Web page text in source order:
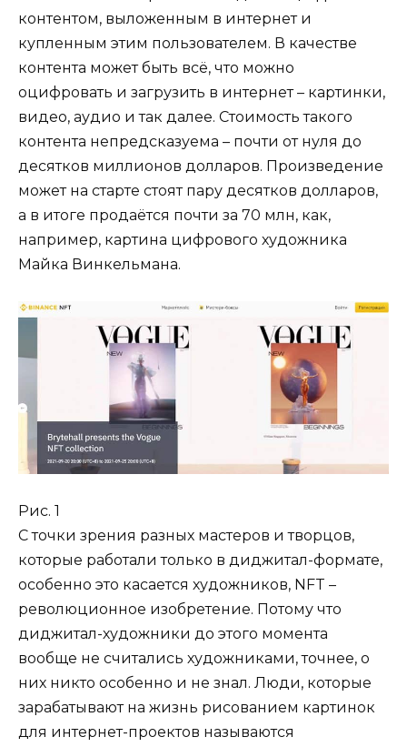
контентом, выложенным в интернет и
купленным этим пользователем. В качестве
контента может быть всё, что можно
оцифровать и загрузить в интернет – картинки,
видео, аудио и так далее. Стоимость такого
контента непредсказуема – почти от нуля до
десятков миллионов долларов. Произведение
может на старте стоят пару десятков долларов,
а в итоге продаётся почти за 70 млн, как,
например, картина цифрового художника
Майка Винкельмана.
Рис. 1
С точки зрения разных мастеров и творцов,
которые работали только в диджитал-формате,
особенно это касается художников, NFT –
революционное изобретение. Потому что
диджитал-художники до этого момента
вообще не считались художниками, точнее, о
них никто особенно и не знал. Люди, которые
зарабатывают на жизнь рисованием картинок
для интернет-проектов называются